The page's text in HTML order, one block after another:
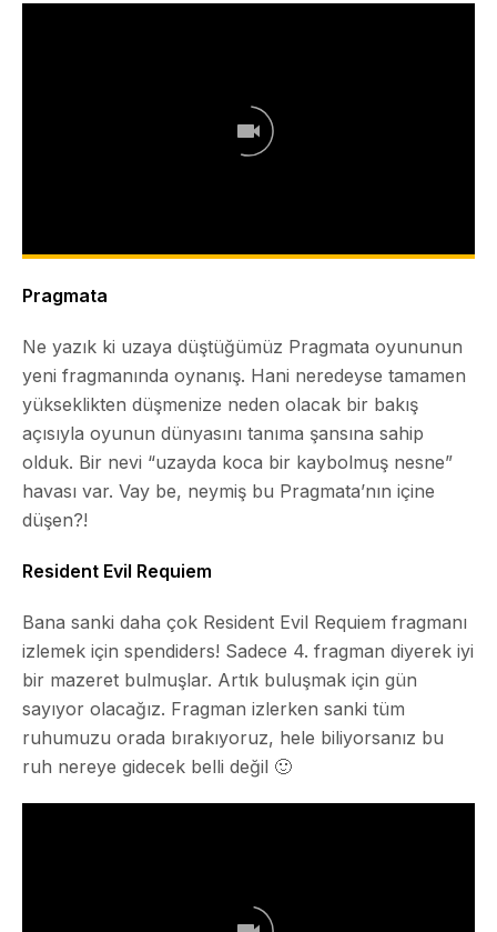
Pragmata
Ne yazık ki uzaya düştüğümüz Pragmata oyununun
yeni fragmanında oynanış. Hani neredeyse tamamen
yükseklikten düşmenize neden olacak bir bakış
açısıyla oyunun dünyasını tanıma şansına sahip
olduk. Bir nevi “uzayda koca bir kaybolmuş nesne”
havası var. Vay be, neymiş bu Pragmata’nın içine
düşen?!
Resident Evil Requiem
Bana sanki daha çok Resident Evil Requiem fragmanı
izlemek için spendiders! Sadece 4. fragman diyerek iyi
bir mazeret bulmuşlar. Artık buluşmak için gün
sayıyor olacağız. Fragman izlerken sanki tüm
ruhumuzu orada bırakıyoruz, hele biliyorsanız bu
ruh nereye gidecek belli değil 🙂